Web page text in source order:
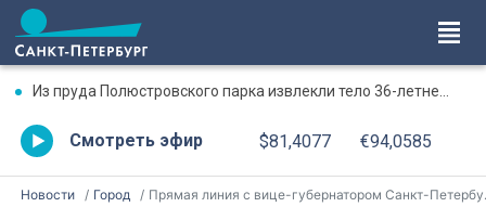
Из пруда Полюстровского парка извлекли тело 36-летнего мужчины
Смотреть эфир $81,4077 €94,0585
Новости Город Прямая линия с вице-губернатором Санкт-Петербурга Владимиром Княгининым. Смотрите сегодня в 19:00